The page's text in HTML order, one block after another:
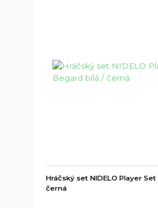
Hráčský set NIDELO Player
černá